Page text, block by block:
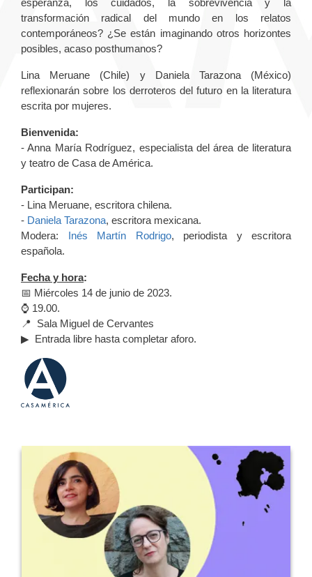
esperanza, los cuidados, la sobrevivencia y la
transformación radical del mundo en los relatos
contemporáneos? ¿Se están imaginando otros horizontes
posibles, acaso posthumanos?
Lina Meruane (Chile) y Daniela Tarazona (México)
reflexionarán sobre los derroteros del futuro en la literatura
escrita por mujeres.
Bienvenida:
- Anna María Rodríguez, especialista del área de literatura
y teatro de Casa de América.
Participan:
- Lina Meruane, escritora chilena.
- Daniela Tarazona, escritora mexicana.
Modera: Inés Martín Rodrigo, periodista y escritora
española.
Fecha y hora:
📅 Miércoles 14 de junio de 2023.
⌚ 19.00.
📍 Sala Miguel de Cervantes
▶ Entrada libre hasta completar aforo.